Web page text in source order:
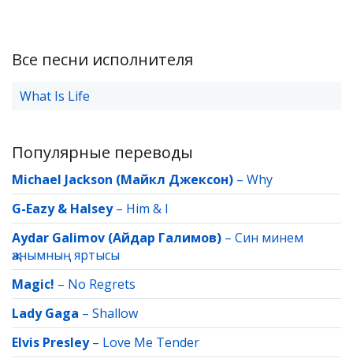
Все песни исполнителя
What Is Life
Популярные переводы
Michael Jackson (Майкл Джексон) – Why
G-Eazy & Halsey– Him & I
Aydar Galimov (Айдар Галимов) – Син минем
җанымның яртысы
Magic! – No Regrets
Lady Gaga – Shallow
Elvis Presley– Love Me Tender